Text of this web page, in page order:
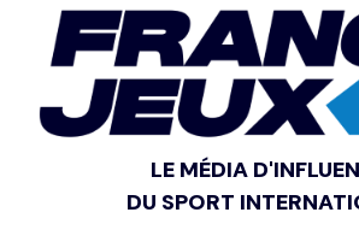
LE MÉDIA
DU SPORT